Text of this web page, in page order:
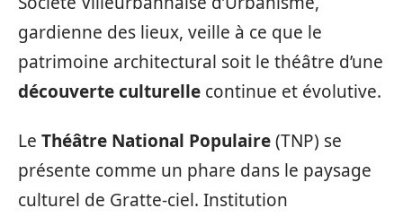
gardienne des lieux, veille à ce que le
patrimoine architectural soit le théâtre d’une
découverte culturelle continue et évolutive.
Le Théâtre National Populaire(TNP) se
présente comme un phare dans le paysage
culturel de Gratte-ciel. Institution